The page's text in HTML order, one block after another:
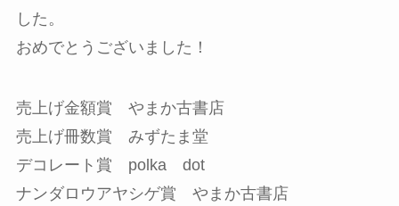
した。
おめでとうございました！
売上げ金額賞 やまか古書店
売上げ冊数賞 みずたま堂
デコレート賞 polka dot
ナンダロウアヤシゲ賞 やまか古書店